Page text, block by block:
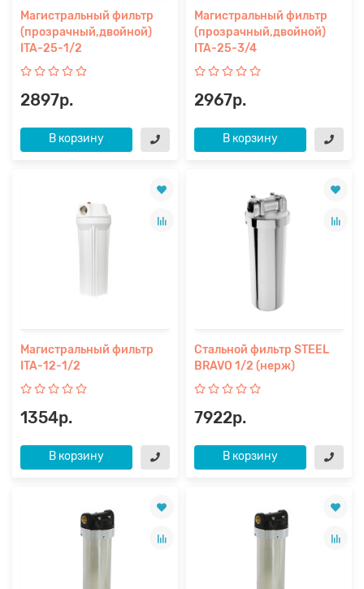
Магистральный фильтр
(прозрачный,двойной)
ITA-25-1/2
2897р.
В корзину
Магистральный фильтр
(прозрачный,двойной)
ITA-25-3/4
2967р.
В корзину
Магистральный фильтр
ITA-12-1/2
1354р.
В корзину
Стальной фильтр STEEL
BRAVO 1/2 (нерж)
7922р.
В корзину